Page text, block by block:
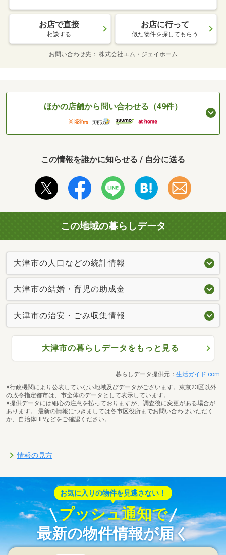
お店で直接
相談する
お店に行って
似た物件を探してもらう
お問い合わせ先 株式会社エム・ジェイホーム
ほかの店舗から問い合わせる（49件）
この情報を誰かに知らせる / 自分に送る
この地域の暮らしデータ
大津市の人口などの統計情報
大津市の結婚・育児の助成金
大津市の治安・ごみ収集情報
大津市の暮らしデータをもっと見る
暮らしデータ提供元： 生活ガイド.com
※行政機関により公表していない地域及びデータがございます。東京23区以外
の政令指定都市は、市全体のデータとして表示しています。
※提供データには細心の注意を払っておりますが、調査後に変更がある場合が
あります。 最新の情報につきましては各市区役所までお問い合わせいただく
か、自治体HPなどをご確認ください。
情報の見方
お気に入りの物件を見逃さない！
プッシュ通知で
最新の物件情報が届く